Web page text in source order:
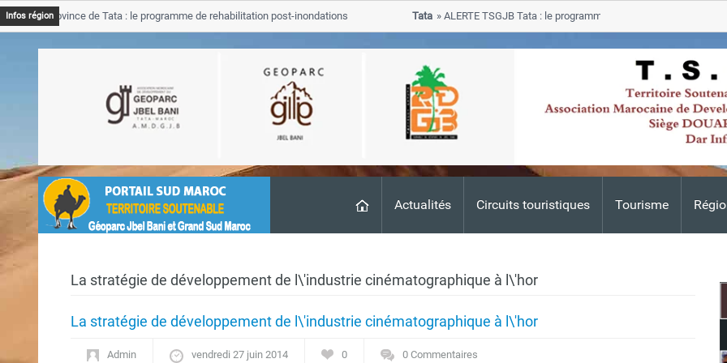
Actualités Circuits touristiques Tourisme
Infos régionProvince de Tata : le programme de rehabilitation post-inondations
ALERTE TSGJB Tata : le programme de rehabilitation post-
progresse dans les zones sinistrees
La stratégie de développement de l\'industrie cinématographique à l\'hor
La stratégie de développement de l\'industrie cinématographique à l\'hor
Admin vendredi 27 juin 2014 0 0 Commentaires